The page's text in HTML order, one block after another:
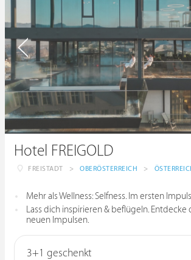
Hotel FREIGOLD
FREISTADT > OBERÖSTERREICH >
Mehr als Wellness: Selfness. Im ersten
Lass dich inspirieren & beflügeln. Entdecke
neuen Impulsen.
3+1 geschenkt